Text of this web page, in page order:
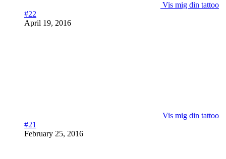
Vis mig din tattoo
#22
April 19, 2016
Vis mig din tattoo
#21
February 25, 2016